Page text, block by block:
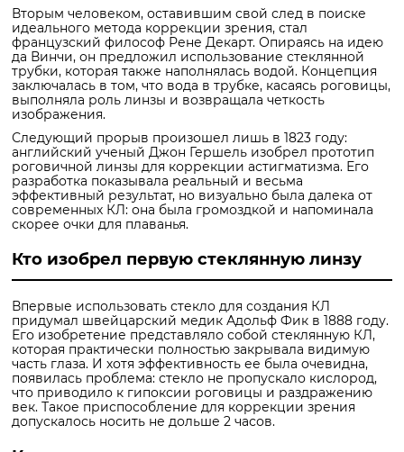
Вторым человеком, оставившим свой след в поиске
идеального метода коррекции зрения, стал
французский философ Рене Декарт. Опираясь на идею
да Винчи, он предложил использование стеклянной
трубки, которая также наполнялась водой. Концепция
заключалась в том, что вода в трубке, касаясь роговицы,
выполняла роль линзы и возвращала четкость
изображения.
Следующий прорыв произошел лишь в 1823 году:
английский ученый Джон Гершель изобрел прототип
роговичной линзы для коррекции астигматизма. Его
разработка показывала реальный и весьма
эффективный результат, но визуально была далека от
современных КЛ: она была громоздкой и напоминала
скорее очки для плаванья.
Кто изобрел первую стеклянную линзу
Впервые использовать стекло для создания КЛ
придумал швейцарский медик Адольф Фик в 1888 году.
Его изобретение представляло собой стеклянную КЛ,
которая практически полностью закрывала видимую
часть глаза. И хотя эффективность ее была очевидна,
появилась проблема: стекло не пропускало кислород,
что приводило к гипоксии роговицы и раздражению
век. Такое приспособление для коррекции зрения
допускалось носить не дольше 2 часов.